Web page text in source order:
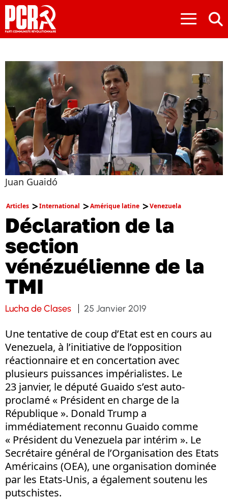
≡
Juan Guaidó
Articles International Amérique latine Venezuela
Déclaration de la
section
vénézuélienne de la
TMI
Lucha de Clases 25 Janvier 2019
Une tentative de coup d’Etat est en cours au
Venezuela, à l’initiative de l’opposition
réactionnaire et en concertation avec
plusieurs puissances impérialistes. Le
23 janvier, le député Guaido s’est auto-
proclamé « Président en charge de la
République ». Donald Trump a
immédiatement reconnu Guaido comme
« Président du Venezuela par intérim ». Le
Secrétaire général de l’Organisation des Etats
Américains (OEA), une organisation dominée
par les Etats-Unis, a également soutenu les
putschistes.